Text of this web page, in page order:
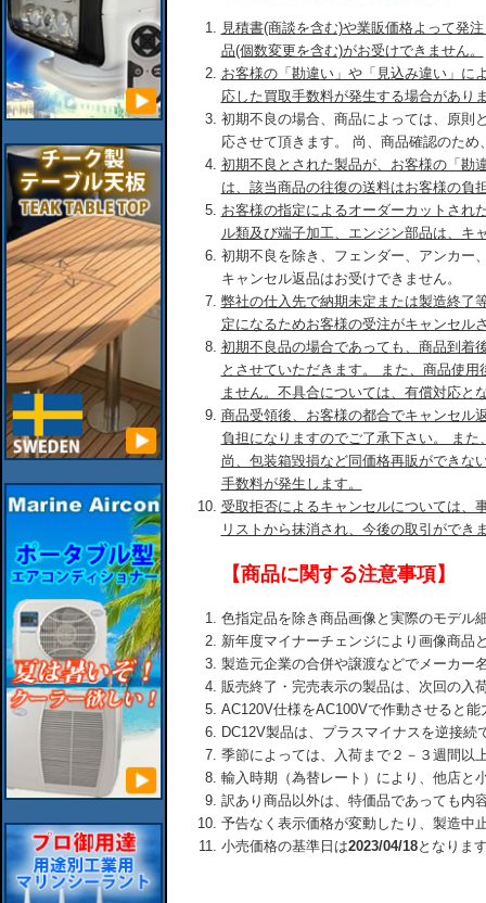
見積書(商談を含む)や業販価格よって発
品(個数変更を含む)がお受けできません。
お客様の「勘違い」や「見込み違い」に
応した買取手数料が発生する場合があり
初期不良の場合、商品によっては、原則
応させて頂きます。 尚、商品確認のた
初期不良とされた製品が、お客様の「勘
は、該当商品の往復の送料はお客様の負
お客様の指定によるオーダーカットされ
ル類及び端子加工、エンジン部品は、キ
初期不良を除き、フェンダー、アンカー
キャンセル返品はお受けできません。
弊社の仕入先で納期未定または製造終了
定になるためお客様の受注がキャンセル
初期不良品の場合であっても、商品到着
とさせていただきます。 また、商品使
ません。不具合については、有償対応と
商品受領後、お客様の都合でキャンセル
負担になりますのでご了承下さい。 ま
尚、包装箱毀損など同価格再販ができな
手数料が発生します。
受取拒否によるキャンセルについては、
リストから抹消され、今後の取引ができ
【商品に関する注意事項】
色指定品を除き商品画像と実際のモデル
新年度マイナーチェンジにより画像商品
製造元企業の合併や譲渡などでメーカー
販売終了・完売表示の製品は、次回の入
AC120V仕様をAC100Vで作動させると
DC12V製品は、プラスマイナスを逆接
季節によっては、入荷まで２－３週間以
輸入時期（為替レート）により、他店と
訳あり商品以外は、特価品であっても内
予告なく表示価格が変動したり、製造中
小売価格の基準日は2023/04/18となりま